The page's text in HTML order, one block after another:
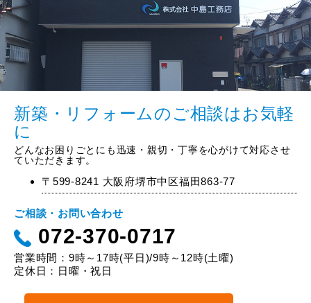
新築・リフォームのご相談はお気軽
に
どんなお困りごとにも迅速・親切・丁寧を心がけて対応させ
ていただきます。
〒599-8241 大阪府堺市中区福田863-77
ご相談・お問い合わせ
072-370-0717
営業時間：9時～17時(平日)/9時～12時(土曜)
定休日：日曜・祝日